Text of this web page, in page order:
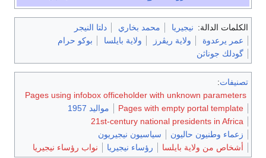
الكلمات الدالة: نيجيريا محمد بخاري
دلتا النيجر
عمر يرعدوة
ولاية ريڤرز ولاية بايلسا
بوكو حرام
گودلك جوناثن
تصنيفات:
Pages using infobox officeholder with unknown parameters
Pages with empty portal template
مواليد 1957
21st-century national presidents in Africa
زعماء وطنيون حاليون
سياسيون نيجيريون
أشخاص من ولاية بايلسا
رؤساء نيجيريا نواب رؤساء نيجيريا